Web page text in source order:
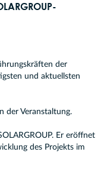
der
und aktuellsten
der Veranstaltung.
Er eröffnet
des Projekts im